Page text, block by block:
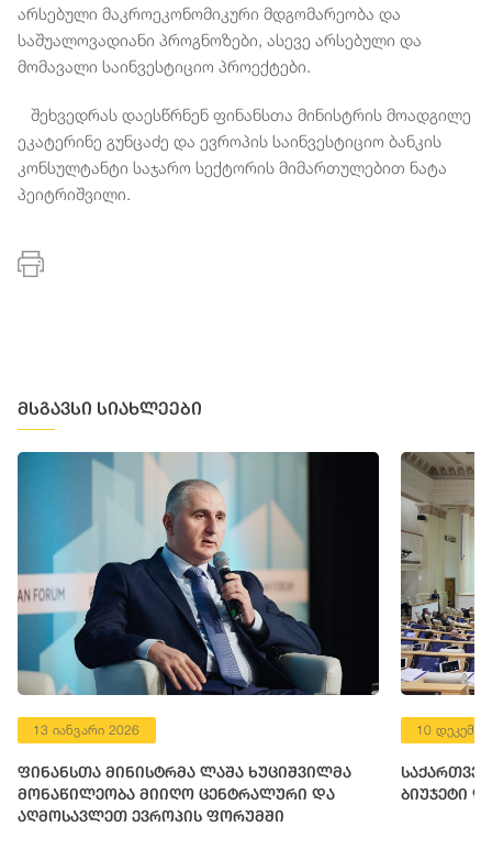
არსებული მაკროეკონომიკური მდგომარეობა და
საშუალოვადიანი პროგნოზები, ასევე არსებული და
მომავალი საინვესტიციო პროექტები.
შეხვედრას დაესწრნენ ფინანსთა მინისტრის მოადგილე
ეკატერინე გუნცაძე და ევროპის საინვესტიციო ბანკის
კონსულტანტი საჯარო სექტორის მიმართულებით ნატა
პეიტრიშვილი.
მსგავსი სიახლეები
13 იანვარი 2026
ფინანსთა მინისტრმა ლაშა ხუციშვილმა
მონაწილეობა მიიღო ცენტრალური და
აღმოსავლეთ ევროპის ფორუმში
10
ბიუჯეტი